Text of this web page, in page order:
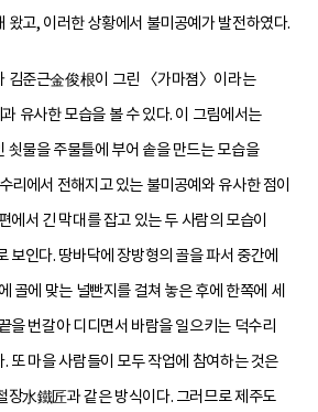
왔고, 이러한 상황에서 불미공예가 발전하였다.
김준근金俊根이 그린 〈가마졈〉이라는
유사한 모습을 볼 수 있다. 이 그림에서는
쇳물을 주물틀에 부어 솥을 만드는 모습을
리에서 전해지고 있는 불미공예와 유사한 점이
에서 긴 막대를 잡고 있는 두 사람의 모습이
보인다. 땅바닥에 장방형의 골을 파서 중간에
골에 맞는 널빤지를 걸쳐 놓은 후에 한쪽에 세
을 번갈아 디디면서 바람을 일으키는 덕수리
또 마을 사람들이 모두 작업에 참여하는 것은
장水鐵匠과 같은 방식이다. 그러므로 제주도